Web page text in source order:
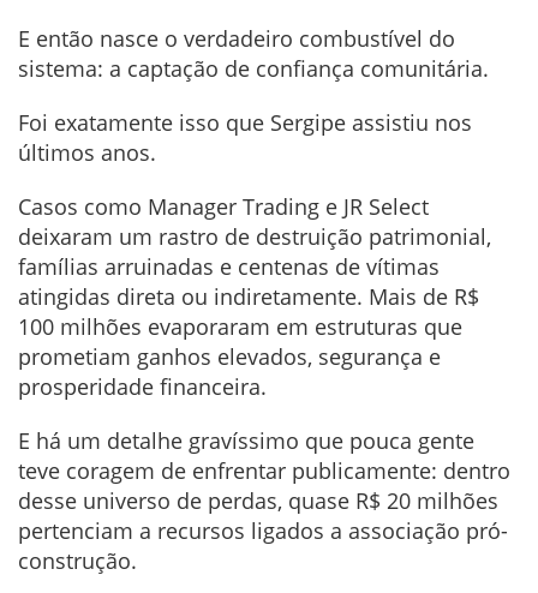
E então nasce o verdadeiro combustível do
sistema: a captação de confiança comunitária.
Foi exatamente isso que Sergipe assistiu nos
últimos anos.
Casos como Manager Trading e JR Select
deixaram um rastro de destruição patrimonial,
famílias arruinadas e centenas de vítimas
atingidas direta ou indiretamente. Mais de R$
100 milhões evaporaram em estruturas que
prometiam ganhos elevados, segurança e
prosperidade financeira.
E há um detalhe gravíssimo que pouca gente
teve coragem de enfrentar publicamente: dentro
desse universo de perdas, quase R$ 20 milhões
pertenciam a recursos ligados a associação pró-
construção.